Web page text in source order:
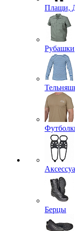
Плащи,
Рубашки
Берцы